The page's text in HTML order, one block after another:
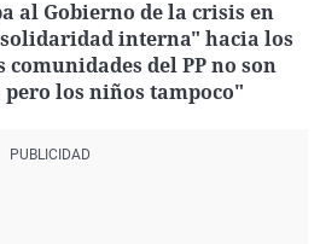
al Gobierno de la crisis en
interna" hacia los
comunidades del PP no son
pero los niños tampoco"